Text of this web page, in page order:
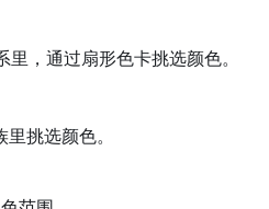
里，通过扇形色卡挑选颜色。
挑选颜色。